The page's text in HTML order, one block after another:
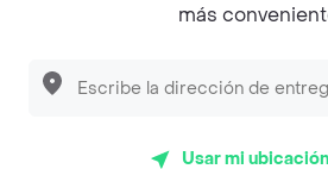
más
Usar mi